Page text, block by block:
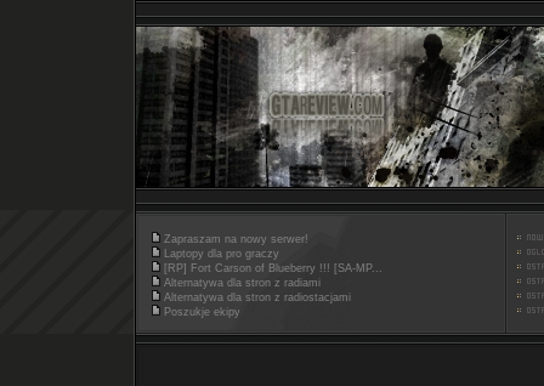
Zapraszam na nowy serwer!
Laptopy dla pro graczy
[RP] Fort Carson of Blueberry !!! [SA-MP...
Alternatywa dla stron z radiami
Alternatywa dla stron z radiostacjami
Poszukje ekipy